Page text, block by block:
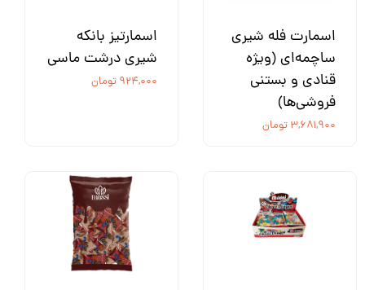
اسمارت فله شیری
ساچمه‌ای (ویژه
قنادی و بستنی
فروشی‌ها)
۳,۶۸۱,۹۰۰ تومان
اسمارتیز بانکه
شیری درشت ماسی
۹۲۴,۰۰۰ تومان